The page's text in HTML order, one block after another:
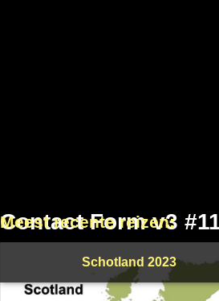
Contact Form v3
Meest recente reizen:
Schotland 2023